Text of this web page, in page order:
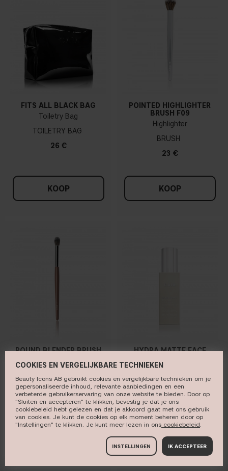
FITS ALL BLACK BAG
Toiletry Bag
TOILETRY BAG
26 €
KOOP
POINTED HIGHLIGHTER
BRUSH F09
Highlighter
BRUSH
23 €
KOOP
ROUND BLENDER BRUSH
Blend out harsh lines
BRUSH
15 €
HYDRA MATTE FACE
Oily/Combination skin
DAY CREAM
29 €
COOKIES EN VERGELIJKBARE TECHNIEKEN
Beauty Icons AB gebruikt cookies en vergelijkbare technieken om je
gepersonaliseerde inhoud, relevante aanbiedingen en een
verbeterde gebruikerservaring van onze website te bieden. Door op
"Sluiten en accepteren" te klikken, bevestig je dat je ons
cookiebeleid hebt gelezen en dat je akkoord gaat met ons gebruik
van cookies. Je kunt de cookies op elk moment beheren door op
"Instellingen" te klikken. Je kunt meer lezen in ons cookiebeleid​.
INSTELLINGEN IK ACCEPTEER